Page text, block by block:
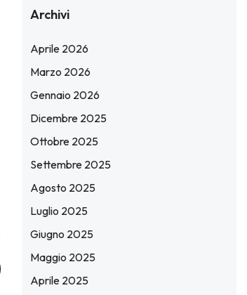
Archivi
Aprile 2026
Marzo 2026
Gennaio 2026
Dicembre 2025
Ottobre 2025
Settembre 2025
Agosto 2025
Luglio 2025
Giugno 2025
Maggio 2025
Aprile 2025